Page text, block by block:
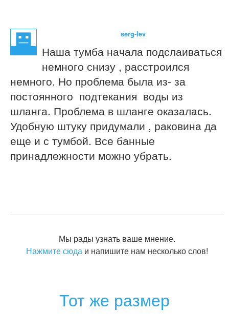
serg-lev
Наша тумба начала подслаиваться
немного снизу , расстроился
немного. Но проблема была из- за
постоянного подтекания воды из
шланга. Проблема в шланге оказалась.
Удобную штуку придумали , раковина да
еще и с тумбой. Все банные
принадлежности можно убрать.
Мы рады узнать ваше мнение.
Нажмите сюда и напишите нам несколько слов!
Тот же размер